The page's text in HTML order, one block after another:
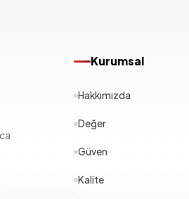
Kurumsal
Hakkımızda
Değer
Güven
Kalite